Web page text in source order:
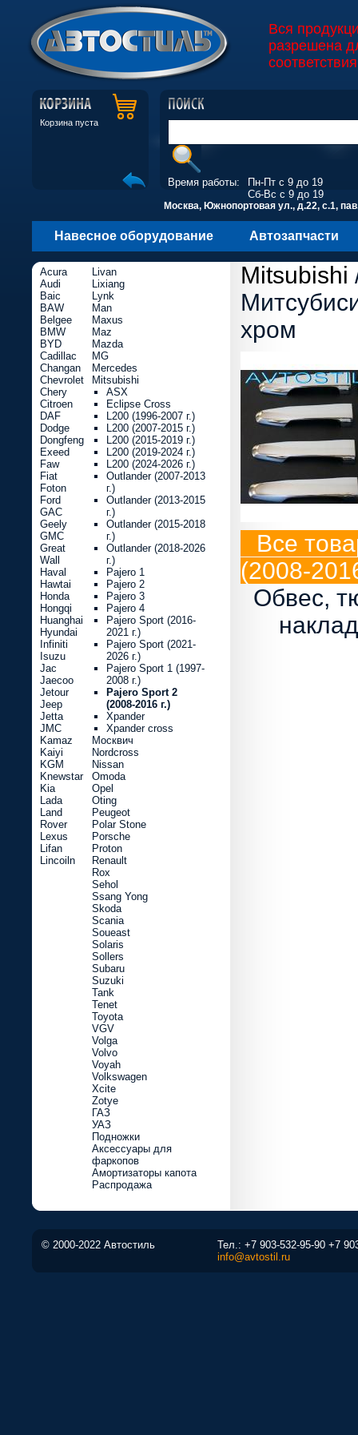
Вся
разрешена
Корзина пуста
Время работы:
Пн-Пт с 9 до 19
Сб-Вс с 9 до 19
Москва, Южнопортовая ул., д.22, с.1,
Навесное оборудование Автозапчасти
Mitsubishi
хром
Все
(2008-
Обвес,
Acura
Audi
Baic
BAW
Belgee
BMW
BYD
Cadillac
Changan
Chevrolet
Chery
Citroen
DAF
Dodge
Dongfeng
Exeed
Faw
Fiat
Foton
Ford
GAC
Geely
GMC
Great
Wall
Haval
Hawtai
Honda
Hongqi
Huanghai
Hyundai
Infiniti
Isuzu
Jac
Jaecoo
Jetour
Jeep
Jetta
JMC
Kamaz
Kaiyi
KGM
Knewstar
Kia
Lada
Land
Rover
Lexus
Lifan
Lincoiln
Livan
Lixiang
Lynk
Man
Maxus
Maz
Mazda
MG
Mercedes
Mitsubishi
ASX
Eclipse Cross
L200 (1996-2007 г.)
L200 (2007-2015 г.)
L200 (2015-2019 г.)
L200 (2019-2024 г.)
L200 (2024-2026 г.)
Outlander (2007-2013
г.)
Outlander (2013-2015
г.)
Outlander (2015-2018
г.)
Outlander (2018-2026
г.)
Pajero 1
Pajero 2
Pajero 3
Pajero 4
Pajero Sport (2016-
2021 г.)
Pajero Sport (2021-
2026 г.)
Pajero Sport 1 (1997-
2008 г.)
Pajero Sport 2
(2008-2016 г.)
Xpander
Xpander cross
Москвич
Nordcross
Nissan
Omoda
Opel
Oting
Peugeot
Polar Stone
Porsche
Proton
Renault
Rox
Sehol
Ssang Yong
Skoda
Scania
Soueast
Solaris
Sollers
Subaru
Suzuki
Tank
Tenet
Toyota
VGV
Volga
Volvo
Voyah
Volkswagen
Xcite
Zotye
ГАЗ
УАЗ
Подножки
Аксессуары для
фаркопов
Амортизаторы капота
Распродажа
© 2000-2022 Автостиль Тел.: +7 903-532-95-90 +7
info@avtostil.ru